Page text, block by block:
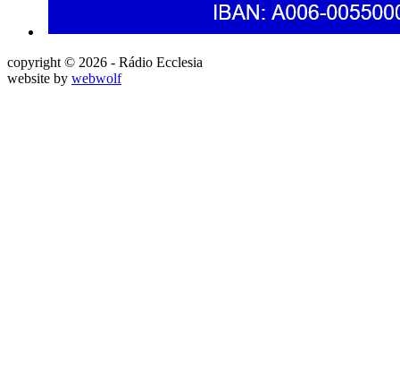
copyright © 2026 - Rádio Ecclesia
website by webwolf